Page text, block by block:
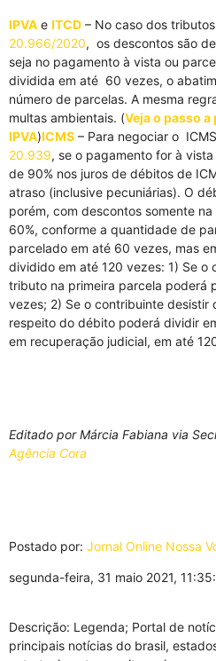
IPVA e ITCD – No caso dos
20.966/2020, os descontos são
seja no pagamento à vista ou
dividida em até 60 vezes, o
número de parcelas. A mesma
multas ambientais. (Veja o passo a
IPVA)ICMS – Para negociar o
20.939, se o pagamento for à
de 90% nos juros de débitos de
atraso (inclusive pecuniárias). O
porém, com descontos somente
60%, conforme a quantidade de
parcelado em até 60 vezes, mas
dividido em até 120 vezes: 1) Se o
tributo na primeira parcela poderá
vezes; 2) Se o contribuinte desistir
respeito do débito poderá dividir
em recuperação judicial, em até
Editado por Márcia Fabiana via
Agência Cora
Postado por: Jornal Online Nossa
segunda-feira, 31 maio 2021,
Descrição: Legenda; Portal de
principais notícias do brasil,